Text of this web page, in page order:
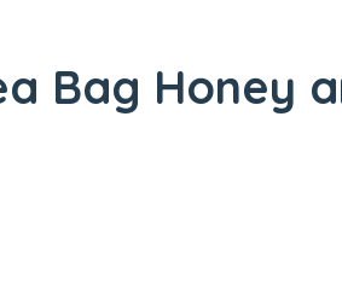
Bag Honey